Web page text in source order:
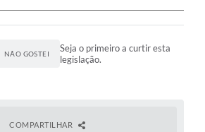
NÃO GOSTEI
Seja o primeiro a curtir esta
legislação.
COMPARTILHAR